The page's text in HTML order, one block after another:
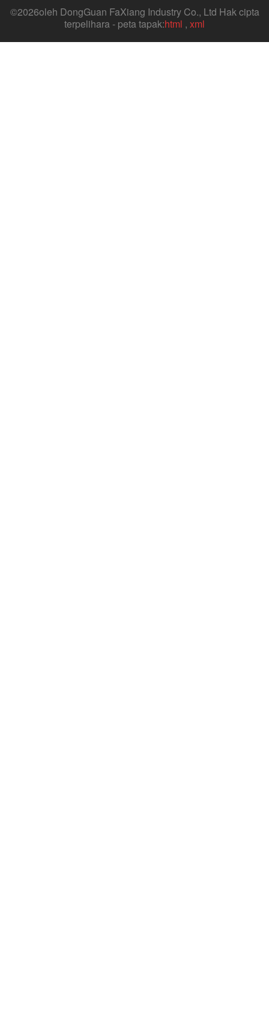
©2026oleh DongGuan FaXiang Industry Co., Ltd Hak cipta
terpelihara - peta tapak:html , xml